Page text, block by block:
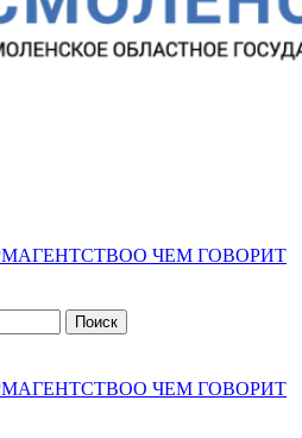
О ЧЕМ ГОВОРИТ
О ЧЕМ ГОВОРИТ